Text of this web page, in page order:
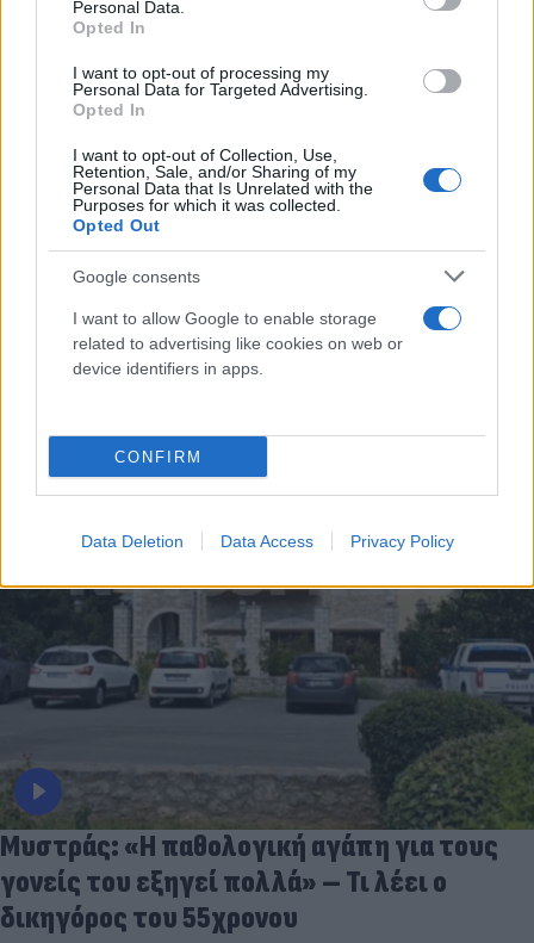
Personal Data.
Opted In
I want to opt-out of processing my
Personal Data for Targeted Advertising.
Opted In
I want to opt-out of Collection, Use,
Retention, Sale, and/or Sharing of my
Personal Data that Is Unrelated with the
Purposes for which it was collected.
Opted Out
Google consents
I want to allow Google to enable storage
related to advertising like cookies on web or
device identifiers in apps.
CONFIRM
Data Deletion Data Access Privacy Policy
FLASH FOCUS
Μυστράς: «Η παθολογική αγάπη για τους
γονείς του εξηγεί πολλά» – Τι λέει ο
δικηγόρος του 55χρονου